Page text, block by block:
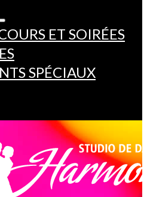
ET SOIRÉES
SPÉCIAUX